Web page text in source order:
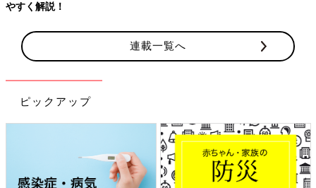
やすく解説！
連載一覧へ
ピックアップ